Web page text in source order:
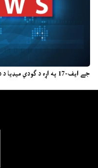
جے ایف-17 په اړه د ګودي میډیا د دروغجنو خبرونو پروپاګنډ ناکام شو